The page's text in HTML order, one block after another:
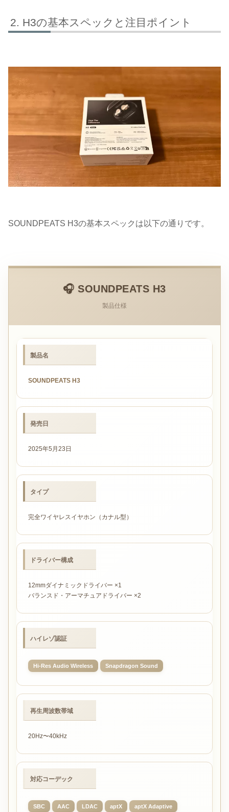
H3の基本スペックと注目ポイント
SOUNDPEATS H3の基本スペックは以下の通りです。
🎧 SOUNDPEATS H3
製品仕様
製品名
SOUNDPEATS H3
発売日
2025年5月23日
タイプ
完全ワイヤレスイヤホン（カナル型）
ドライバー構成
12mmダイナミックドライバー ×1
バランスド・アーマチュアドライバー ×2
ハイレゾ認証
Hi-Res Audio Wireless Snapdragon Sound
再生周波数帯域
20Hz〜40kHz
対応コーデック
SBC AAC LDAC aptX aptX Adaptive